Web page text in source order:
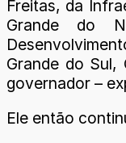
Freitas, da
Grande do
Grande do Sul,
governador –
Ele então